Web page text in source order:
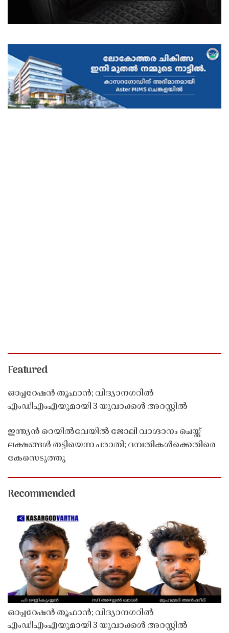
Featured
ഓപ്പറേഷൻ തൂഫാൻ; വിദ്യാനഗറിൽ
എംഡിഎംഎയുമായി 3 യുവാക്കൾ അറസ്റ്റിൽ
ഇന്ത്യൻ റെയിൽവേയിൽ ജോലി വാഗ്ദാനം ചെയ്ത്
ലക്ഷങ്ങൾ തട്ടിയെന്ന പരാതി; ദമ്പതികൾക്കെതിരെ
കേസെടുത്തു
Recommended
ഓപ്പറേഷൻ തൂഫാൻ; വിദ്യാനഗറിൽ
എംഡിഎംഎയുമായി 3 യുവാക്കൾ അറസ്റ്റിൽ